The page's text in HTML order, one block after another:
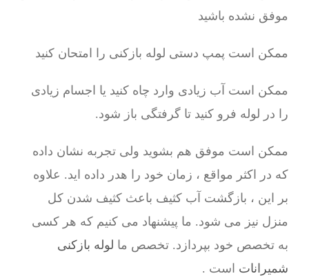
موفق نشده باشید
ممکن است پمپ دستی لوله بازکنی را امتحان کنید
ممکن است آب زیادی وارد چاه کنید یا اجسام زیادی
را در لوله فرو کنید تا گرفتگی باز شود.
ممکن است موفق هم بشوید ولی تجربه نشان داده
که در اکثر مواقع ، زمان خود را هدر داده اید. علاوه
بر این ، بازگشت آب کثیف باعث کثیف شدن کل
منزل نیز می شود. ما پیشنهاد می کنیم که هر کسی
به تخصص خود بپردازد. تخصص ما لوله بازکنی
شمیرانات است .